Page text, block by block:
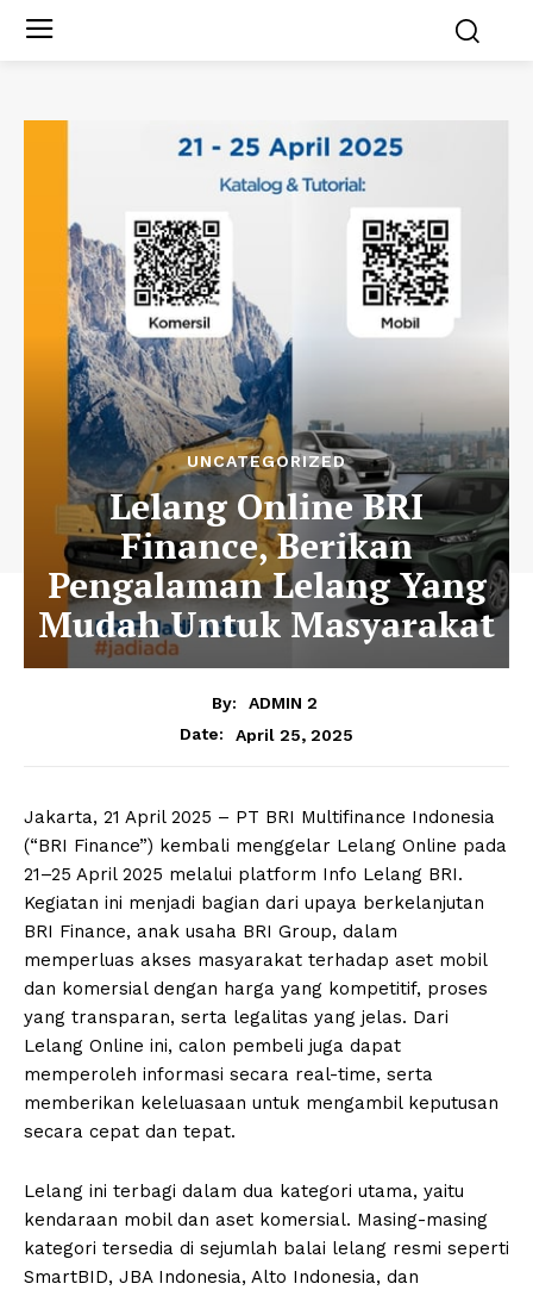
UNCATEGORIZED
Lelang Online BRI
Finance, Berikan
Pengalaman Lelang Yang
Mudah Untuk Masyarakat
By:
ADMIN 2
Date:
April 25, 2025
Jakarta, 21 April 2025 – PT BRI Multifinance Indonesia
(“BRI Finance”) kembali menggelar Lelang Online pada
21–25 April 2025 melalui platform Info Lelang BRI.
Kegiatan ini menjadi bagian dari upaya berkelanjutan
BRI Finance, anak usaha BRI Group, dalam
memperluas akses masyarakat terhadap aset mobil
dan komersial dengan harga yang kompetitif, proses
yang transparan, serta legalitas yang jelas. Dari
Lelang Online ini, calon pembeli juga dapat
memperoleh informasi secara real-time, serta
memberikan keleluasaan untuk mengambil keputusan
secara cepat dan tepat.
Lelang ini terbagi dalam dua kategori utama, yaitu
kendaraan mobil dan aset komersial. Masing-masing
kategori tersedia di sejumlah balai lelang resmi seperti
SmartBID, JBA Indonesia, Alto Indonesia, dan